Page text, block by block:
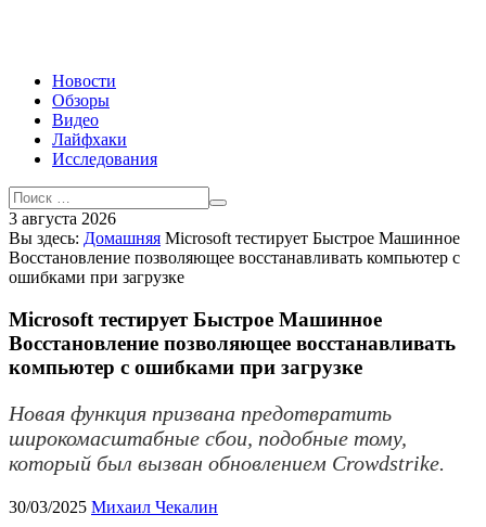
Новости
Обзоры
Видео
Лайфхаки
Исследования
3 августа 2026
Вы здесь: Домашняя Microsoft тестирует Быстрое Машинное
Восстановление позволяющее восстанавливать компьютер с
ошибками при загрузке
Microsoft тестирует Быстрое Машинное
Восстановление позволяющее восстанавливать
компьютер с ошибками при загрузке
Новая функция призвана предотвратить
широкомасштабные сбои, подобные тому,
который был вызван обновлением Crowdstrike.
30/03/2025 Михаил Чекалин